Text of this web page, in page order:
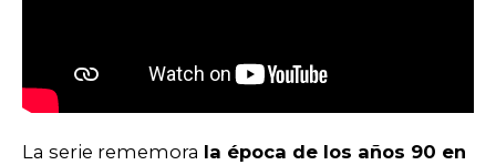
La serie rememora la época de los años 90 en